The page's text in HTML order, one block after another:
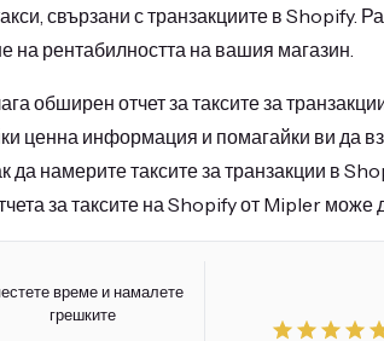
свързани с транзакциите в Shopify.
на рентабилността на вашия магазин.
обширен отчет за таксите за
ценна информация и помагайки ви да
да намерите таксите за транзакции в
за таксите на Shopify от Mipler може
време и намалете
грешките